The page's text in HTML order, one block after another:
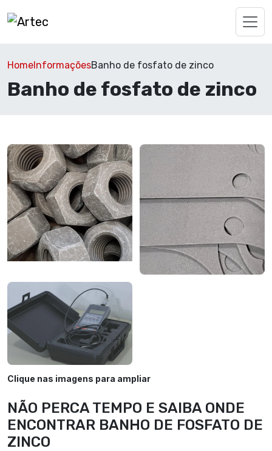
HomeInformaçõesBanho de fosfato de zinco
Banho de fosfato de zinco
Clique nas imagens para ampliar
NÃO PERCA TEMPO E SAIBA ONDE
ENCONTRAR BANHO DE FOSFATO DE
ZINCO